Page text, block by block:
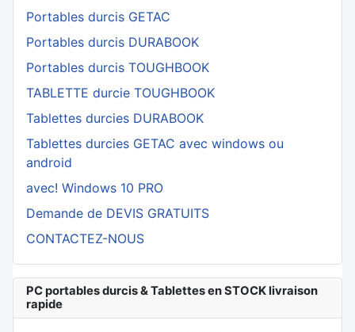
Portables durcis GETAC
Portables durcis DURABOOK
Portables durcis TOUGHBOOK
TABLETTE durcie TOUGHBOOK
Tablettes durcies DURABOOK
Tablettes durcies GETAC avec windows ou
android
avec! Windows 10 PRO
Demande de DEVIS GRATUITS
CONTACTEZ-NOUS
PC portables durcis & Tablettes en STOCK livraison
rapide